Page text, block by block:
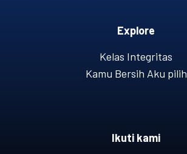
Explore
Kelas Integritas
Kamu Bersih Aku pilih
Ikuti kami